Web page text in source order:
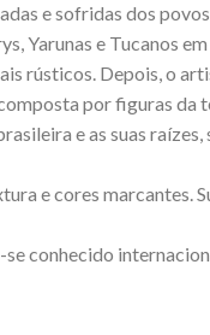
e sofridas dos
Yarunas e Tucanos em
rústicos. Depois, o
por figuras da
e as suas raízes,
e cores marcantes.
se conhecido